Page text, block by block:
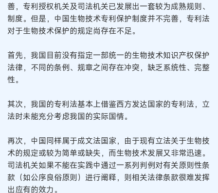
善，专利授权机关及司法机关已发展出一套较为成熟规则、
制度。但是，中国生物技术专利保护制度并不完善，专利法
对于生物技术保护的规定尚存在不足。
首先，我国目前没有指定一部统一的生物技术知识产权保护
法律，不同的条例、规章之间存在冲突，缺乏系统性、完整
性。
其次，我国的专利法基本上借鉴西方发达国家的专利法，立
法时未能充分考虑我国的实际国情。
再次，中国同样属于成文法国家，由于现有立法关于生物技
术的规定或较为简单或缺失，而生物技术发展又非常迅速。
司法机关如果不能在实践中通过一系列判例对有关原则性条
款（如公序良俗原则）进行阐释，则相关法律条款很难发挥
出应有的效力。